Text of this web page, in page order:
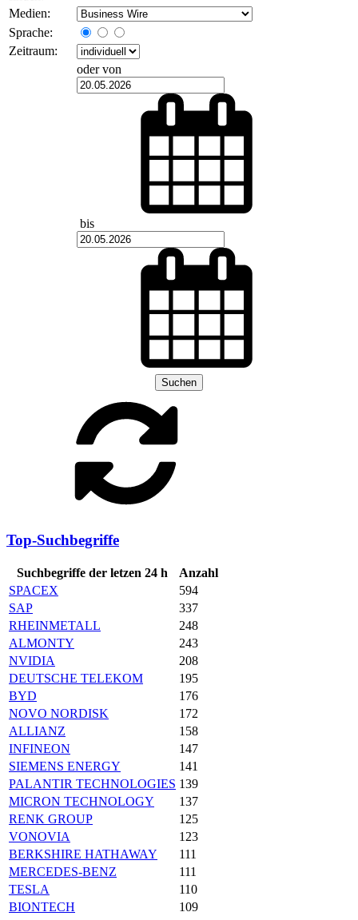
Medien:
Sprache:
Zeitraum:
oder von
bis
Suchen
Top-Suchbegriffe
Suchbegriffe der letzen 24 h
Anzahl
SPACEX
594
SAP
337
RHEINMETALL
248
ALMONTY
243
NVIDIA
208
DEUTSCHE TELEKOM
195
BYD
176
NOVO NORDISK
172
ALLIANZ
158
INFINEON
147
SIEMENS ENERGY
141
PALANTIR TECHNOLOGIES 139
MICRON TECHNOLOGY
137
RENK GROUP
125
VONOVIA
123
BERKSHIRE HATHAWAY
111
MERCEDES-BENZ
111
TESLA
110
BIONTECH
109